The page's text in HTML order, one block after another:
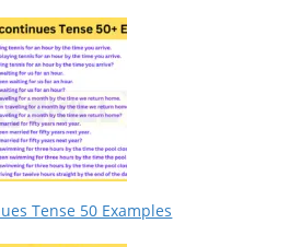
Tense 50 Examples